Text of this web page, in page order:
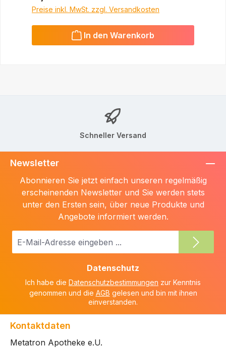
Preise inkl. MwSt. zzgl. Versandkosten
In den Warenkorb
Schneller Versand
Newsletter
Abonnieren Sie jetzt einfach unseren regelmäßig
erscheinenden Newsletter und Sie werden stets
unter den Ersten sein, über neue Produkte und
Angebote informiert werden.
E-
Datenschutz
Ich habe die Datenschutzbestimmungen zur Kenntnis
genommen und die AGB gelesen und bin mit ihnen
einverstanden.
Kontaktdaten
Metatron Apotheke e.U.